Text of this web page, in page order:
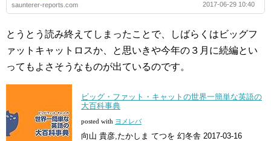
saunterer-reports.com 2017-06-29 10:40
とうとう読み終えてしまったことで、しばらくはビッグフ
ァットキャットロスか、と思いきや今年の３月に続編とい
ってもよさそうなものが出ているのです。
ビッグ・ファット・キャットの世界一簡単な英語の
大百科事典
posted with ヨメレバ
向山 貴彦,たかしま てつを 幻冬舎 2017-03-16